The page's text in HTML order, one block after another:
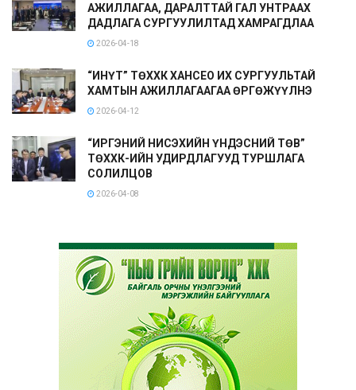
АЖИЛЛАГАА, ДАРАЛТТАЙ ГАЛ УНТРААХ
ДАДЛАГА СУРГУУЛИЛТАД ХАМРАГДЛАА
2026-04-18
“ИНҮТ” ТӨХХК ХАНСЕО ИХ СУРГУУЛЬТАЙ
ХАМТЫН АЖИЛЛАГААГАА ӨРГӨЖҮҮЛНЭ
2026-04-12
“ИРГЭНИЙ НИСЭХИЙН ҮНДЭСНИЙ ТӨВ”
ТӨХХК-ИЙН УДИРДЛАГУУД ТУРШЛАГА
СОЛИЛЦОВ
2026-04-08